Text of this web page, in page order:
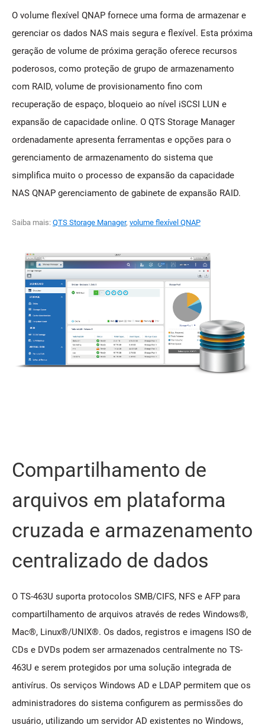
O volume flexível QNAP fornece uma forma de armazenar e
gerenciar os dados NAS mais segura e flexível. Esta próxima
geração de volume de próxima geração oferece recursos
poderosos, como proteção de grupo de armazenamento
com RAID, volume de provisionamento fino com
recuperação de espaço, bloqueio ao nível iSCSI LUN e
expansão de capacidade online. O QTS Storage Manager
ordenadamente apresenta ferramentas e opções para o
gerenciamento de armazenamento do sistema que
simplifica muito o processo de expansão da capacidade
NAS QNAP gerenciamento de gabinete de expansão RAID.
Saiba mais: QTS Storage Manager, volume flexível QNAP
Compartilhamento de
arquivos em plataforma
cruzada e armazenamento
centralizado de dados
O TS-463U suporta protocolos SMB/CIFS, NFS e AFP para
compartilhamento de arquivos através de redes Windows®,
Mac®, Linux®/UNIX®. Os dados, registros e imagens ISO de
CDs e DVDs podem ser armazenados centralmente no TS-
463U e serem protegidos por uma solução integrada de
antivírus. Os serviços Windows AD e LDAP permitem que os
administradores do sistema configurem as permissões do
usuário, utilizando um servidor AD existentes no Windows,